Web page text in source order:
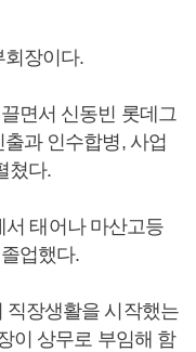
회장이다.
면서 신동빈 롯데그
과 인수합병, 사업
쳤다.
서 태어나 마산고등
업했다.
직장생활을 시작했는
이 상무로 부임해 함